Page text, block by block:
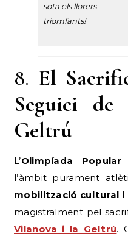
sota els llorers
triomfants!
8. El
Seguici
Geltrú
L’Olimpíada
l’àmbit purament
mobilització cultural
magistralment pel
Vilanova i la Geltrú.